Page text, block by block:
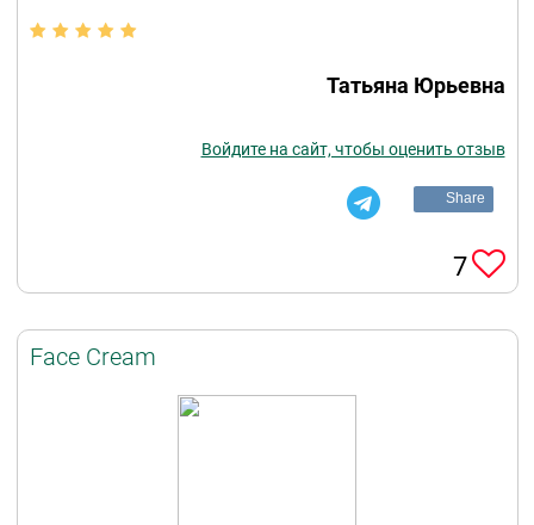
Татьяна Юрьевна
Войдите на сайт, чтобы оценить отзыв
Share
7
Face Cream